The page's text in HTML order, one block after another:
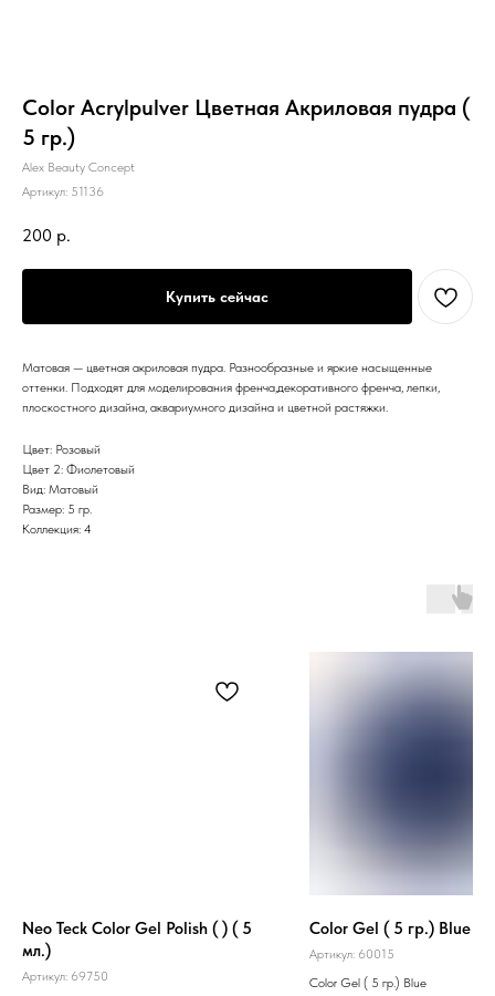
Color Acrylpulver Цветная Акриловая пудра (
5 гр.)
Alex Beauty Concept
Артикул: 51136
200 р.
Купить сейчас
Матовая — цветная акриловая пудра. Разнообразные и яркие насыщенные
оттенки. Подходят для моделирования френча,декоративного френча, лепки,
плоскостного дизайна, аквариумного дизайна и цветной растяжки.
Цвет: Розовый
Цвет 2: Фиолетовый
Вид: Матовый
Размер: 5 гр.
Коллекция: 4
Neo Teck Color Gel Polish ( ) ( 5
мл.)
Артикул: 69750
Color Gel ( 5 гр.) Blue
Артикул: 60015
Color Gel ( 5 гр.) Blue